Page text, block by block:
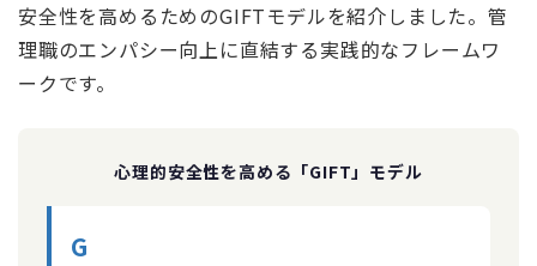
安全性を高めるためのGIFTモデルを紹介しました。管
理職のエンパシー向上に直結する実践的なフレームワ
ークです。
心理的安全性を高める「GIFT」モデル
G